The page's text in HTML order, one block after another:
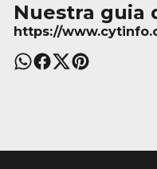
Nuestra guia
https://